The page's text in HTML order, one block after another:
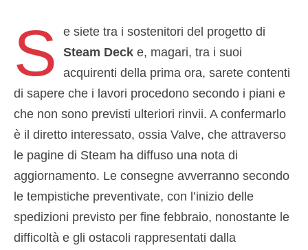
S
e siete tra i sostenitori del progetto di
Steam Deck e, magari, tra i suoi
acquirenti della prima ora, sarete contenti
di sapere che i lavori procedono secondo i piani e
che non sono previsti ulteriori rinvii. A confermarlo
è il diretto interessato, ossia Valve, che attraverso
le pagine di Steam ha diffuso una nota di
aggiornamento. Le consegne avverranno secondo
le tempistiche preventivate, con l’inizio delle
spedizioni previsto per fine febbraio, nonostante le
difficoltà e gli ostacoli rappresentati dalla